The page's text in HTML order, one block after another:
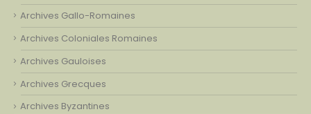
Archives Gallo-Romaines
Archives Coloniales Romaines
Archives Gauloises
Archives Grecques
Archives Byzantines